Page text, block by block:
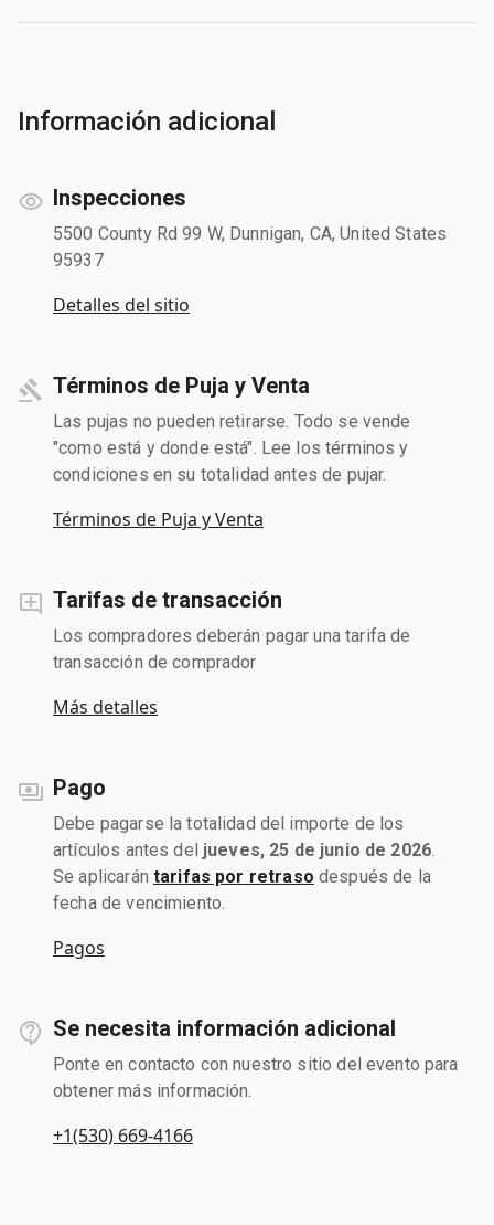
Información adicional
Inspecciones
5500 County Rd 99 W, Dunnigan, CA, United States
95937
Detalles del sitio
Términos de Puja y Venta
Las pujas no pueden retirarse. Todo se vende
"como está y donde está". Lee los términos y
condiciones en su totalidad antes de pujar.
Términos de Puja y Venta
Tarifas de transacción
Los compradores deberán pagar una tarifa de
transacción de comprador
Más detalles
Pago
Debe pagarse la totalidad del importe de los
artículos antes del jueves, 25 de junio de 2026
Se aplicarán tarifas por retraso después de la
fecha de vencimiento.
Pagos
Se necesita información adicional
Ponte en contacto con nuestro sitio del evento para
obtener más información.
+1(530) 669-4166